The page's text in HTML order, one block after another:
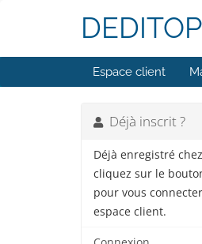
DEDITOP
Espace client
Déjà inscrit ?
Déjà enregistré
cliquez sur le
pour vous
espace client.